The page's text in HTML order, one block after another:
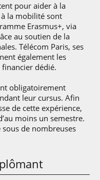
pour aider à la
la mobilité sont
Erasmus+, via
au soutien de la
Télécom Paris, ses
également les
dédié.
obligatoirement
leur cursus. Afin
de cette expérience,
moins un semestre.
sous de nombreuses